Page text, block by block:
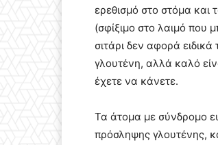
ερεθισμό στο στόμα και
(σφίξιμο στο λαιμό που
σιτάρι δεν αφορά
γλουτένη, αλλά καλό
έχετε να κάνετε.
Τα άτομα με σύνδρομο
πρόσληψης γλουτένης,